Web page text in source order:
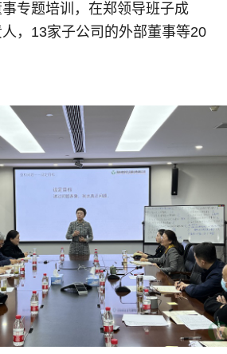
专题培训，在郑领导班子成
，13家子公司的外部董事等20